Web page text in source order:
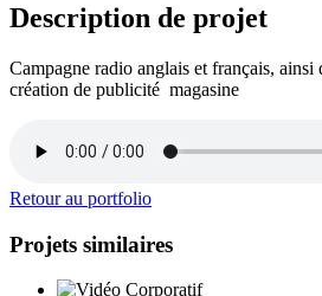
Description de projet
Campagne radio anglais et français,
création de publicité magasine
Retour au portfolio
Projets similaires